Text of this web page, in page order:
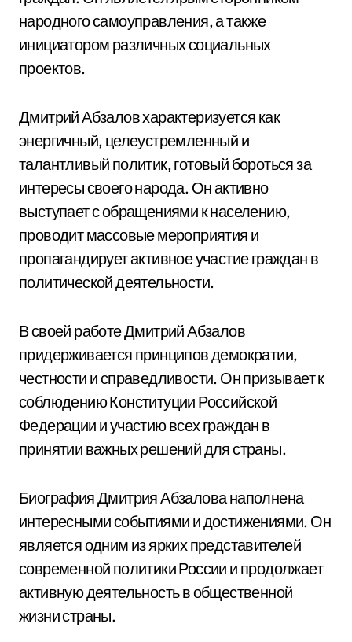
народного самоуправления, а также
инициатором различных социальных
проектов.
Дмитрий Абзалов характеризуется как
энергичный, целеустремленный и
талантливый политик, готовый бороться за
интересы своего народа. Он активно
выступает с обращениями к населению,
проводит массовые мероприятия и
пропагандирует активное участие граждан в
политической деятельности.
В своей работе Дмитрий Абзалов
придерживается принципов демократии,
честности и справедливости. Он призывает к
соблюдению Конституции Российской
Федерации и участию всех граждан в
принятии важных решений для страны.
Биография Дмитрия Абзалова наполнена
интересными событиями и достижениями. Он
является одним из ярких представителей
современной политики России и продолжает
активную деятельность в общественной
жизни страны.